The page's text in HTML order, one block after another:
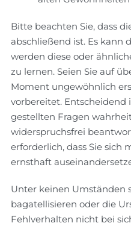
Bitte beachten Sie, dass
abschließend ist. Es kann
werden diese oder
zu lernen. Seien Sie auf
Moment ungewöhnlich
vorbereitet. Entscheidend
gestellten Fragen
widerspruchsfrei
erforderlich, dass Sie sich
ernsthaft
Unter keinen Umständen
bagatellisieren oder die
Fehlverhalten nicht bei